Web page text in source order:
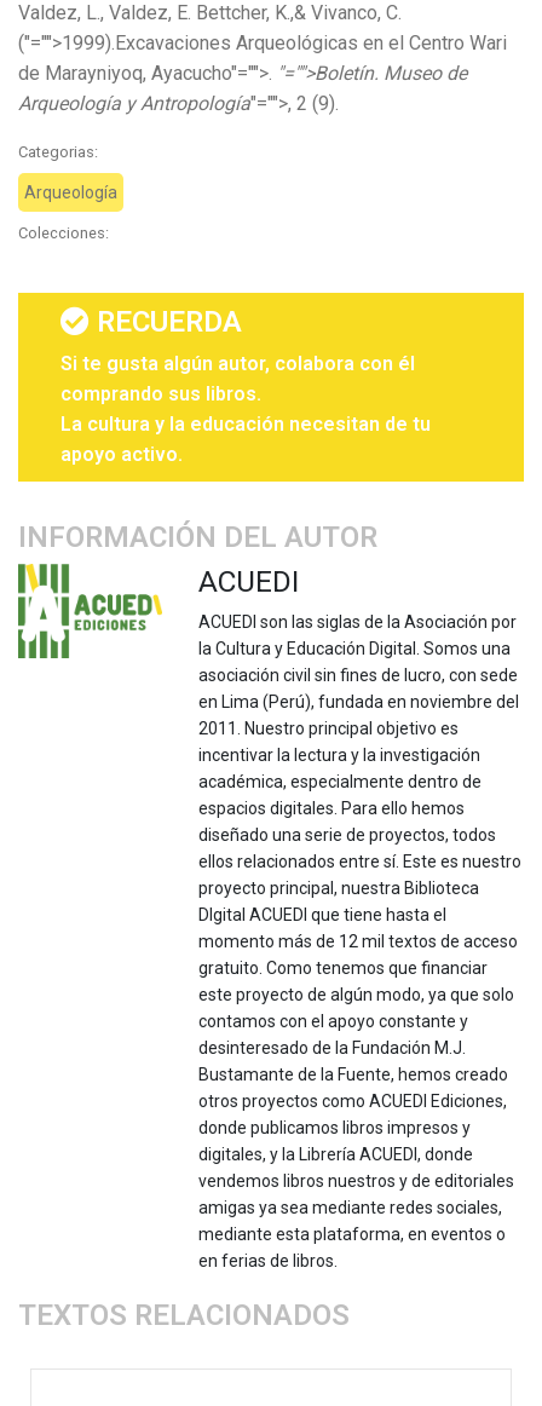
Valdez, L., Valdez, E. Bettcher, K.,& Vivanco, C.
("="">1999). Excavaciones Arqueológicas en el Centro Wari
de Marayniyoq, Ayacucho"="">. "="">Boletín. Museo de
Arqueología y Antropología"="">, 2 (9).
Categorias:
Arqueología
Colecciones:
RECUERDA
Si te gusta algún autor, colabora con él
comprando sus libros.
La cultura y la educación necesitan de tu
apoyo activo.
INFORMACIÓN DEL AUTOR
ACUEDI
ACUEDI son las siglas de la Asociación por
la Cultura y Educación Digital. Somos una
asociación civil sin fines de lucro, con sede
en Lima (Perú), fundada en noviembre del
2011. Nuestro principal objetivo es
incentivar la lectura y la investigación
académica, especialmente dentro de
espacios digitales. Para ello hemos
diseñado una serie de proyectos, todos
ellos relacionados entre sí. Este es nuestro
proyecto principal, nuestra Biblioteca
DIgital ACUEDI que tiene hasta el
momento más de 12 mil textos de acceso
gratuito. Como tenemos que financiar
este proyecto de algún modo, ya que solo
contamos con el apoyo constante y
desinteresado de la Fundación M.J.
Bustamante de la Fuente, hemos creado
otros proyectos como ACUEDI Ediciones,
donde publicamos libros impresos y
digitales, y la Librería ACUEDI, donde
vendemos libros nuestros y de editoriales
amigas ya sea mediante redes sociales,
mediante esta plataforma, en eventos o
en ferias de libros.
TEXTOS RELACIONADOS